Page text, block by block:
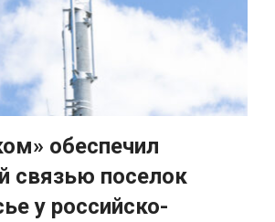
обеспечил
связью поселок
у российско-